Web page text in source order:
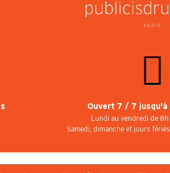
Ouvert 7 / 7 jusqu'à
Lundi au vendredi de
Samedi, dimanche et jours